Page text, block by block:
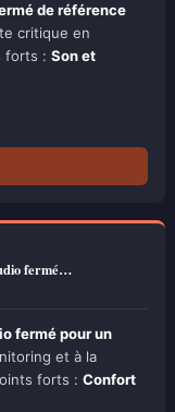
de référence
critique en
forts : Son et
fermé…
fermé pour un
et à la
forts : Confort